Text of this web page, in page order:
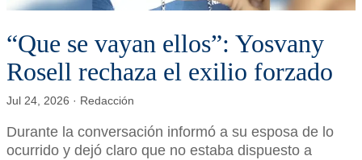
“Que se vayan ellos”: Yosvany
Rosell rechaza el exilio forzado
Jul 24, 2026 · Redacción
Durante la conversación informó a su esposa de lo
ocurrido y dejó claro que no estaba dispuesto a